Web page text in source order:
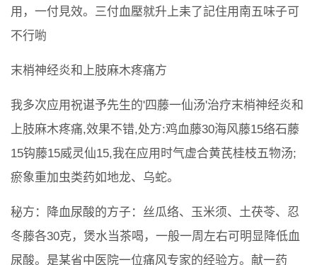
用，一付見效。三付血壓就升上耒了記住用南五味子可
不行喲
末梢神经炎和上肢麻木疼痛方
我多次应用祝谌予先生的'四藤一仙汤'治疗末梢神经炎和
上肢麻木疼痛,效果不错,处方:鸡血藤30海风藤15络石藤
15钩藤15威灵仙15,我在应用时气虚合黄芪桂枝五物汤;
瘀象重加虫类药如地龙、乌蛇。
秘方：降血尿酸的方子：丝瓜络、玉米须、土茯苓、忍
冬藤各30克，煲水当茶喝，一般一周左右可明显降低血
尿酸。是某省中医院一位痛风专家的经验方。献一药